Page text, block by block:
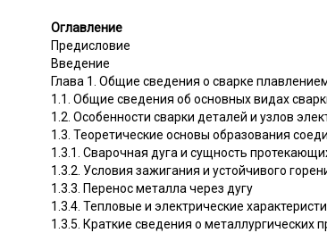
Оглавление
Предисловие
Введение
Глава 1. Общие сведения о сварке
1.1. Общие сведения об основных видах
1.2. Особенности сварки деталей и узлов
1.3. Теоретические основы образования
1.3.1. Сварочная дуга и сущность
1.3.2. Условия зажигания и устойчивого
1.3.3. Перенос металла через дугу
1.3.4. Тепловые и электрические
1.3.5. Краткие сведения о металлургических